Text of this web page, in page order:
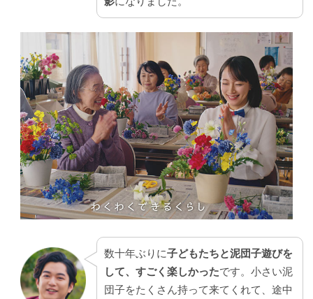
数十年ぶりに子どもたちと泥団子遊びを
して、すごく楽しかったです。小さい泥
団子をたくさん持って来てくれて、途中